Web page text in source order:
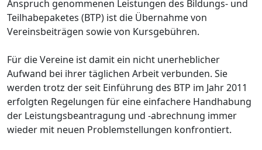
Anspruch genommenen Leistungen des Bildungs- und
Teilhabepaketes (BTP) ist die Übernahme von
Vereinsbeiträgen sowie von Kursgebühren.
Für die Vereine ist damit ein nicht unerheblicher
Aufwand bei ihrer täglichen Arbeit verbunden. Sie
werden trotz der seit Einführung des BTP im Jahr 2011
erfolgten Regelungen für eine einfachere Handhabung
der Leistungsbeantragung und -abrechnung immer
wieder mit neuen Problemstellungen konfrontiert.